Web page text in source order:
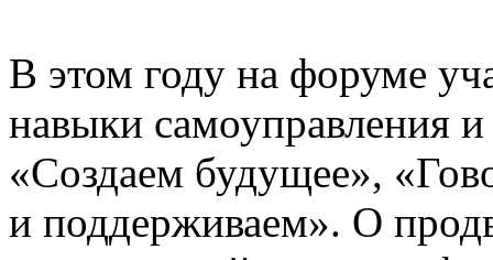
В этом году на форуме
навыки самоуправления
«Создаем будущее»,
и поддерживаем». О